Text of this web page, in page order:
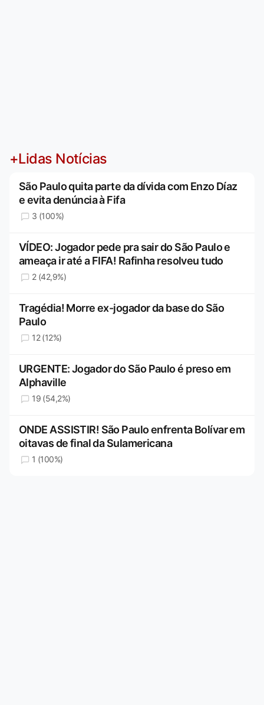
+Lidas Notícias
São Paulo quita parte da dívida com Enzo Díaz
e evita denúncia à Fifa
3 (100%)
VÍDEO: Jogador pede pra sair do São Paulo e
ameaça ir até a FIFA! Rafinha resolveu tudo
2 (42,9%)
Tragédia! Morre ex-jogador da base do São
Paulo
12 (12%)
URGENTE: Jogador do São Paulo é preso em
Alphaville
19 (54,2%)
ONDE ASSISTIR! São Paulo enfrenta Bolívar em
oitavas de final da Sulamericana
1 (100%)